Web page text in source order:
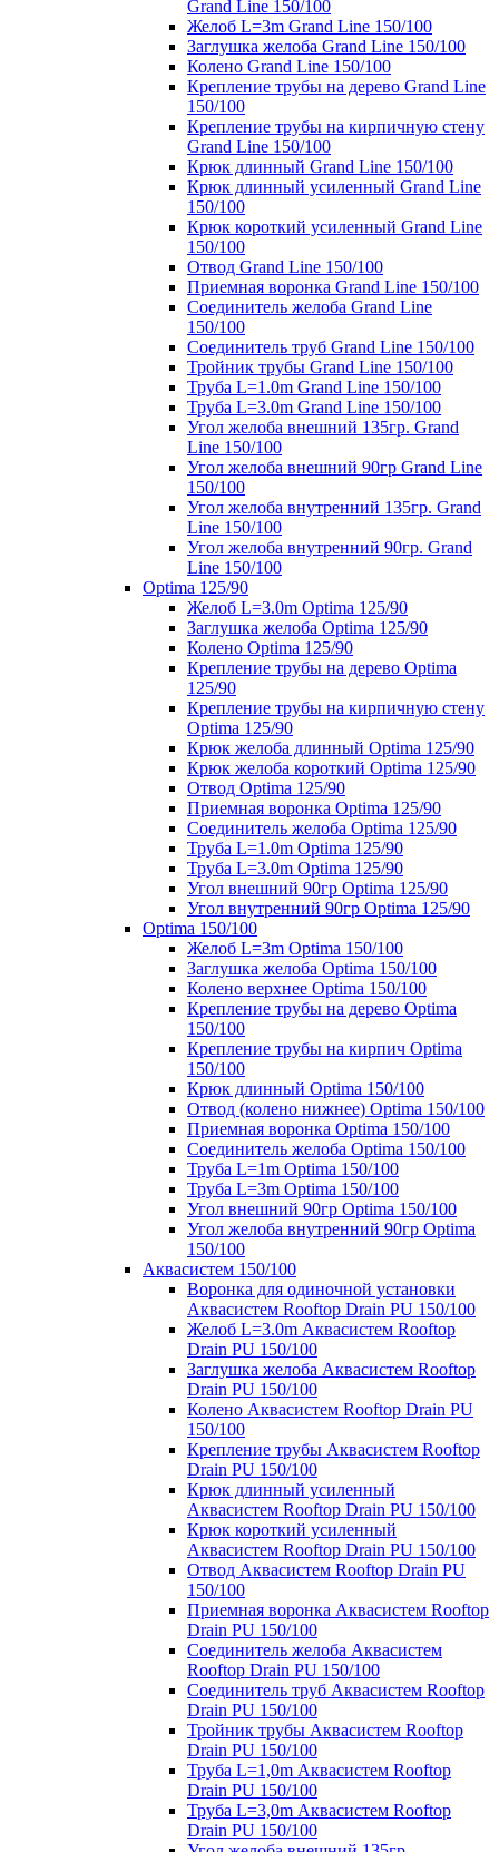
Grand Line 150/100
Желоб L=3m Grand Line 150/100
Заглушка желоба Grand Line 150/100
Колено Grand Line 150/100
Крепление трубы на дерево Grand Line
150/100
Крепление трубы на кирпичную стену
Grand Line 150/100
Крюк длинный Grand Line 150/100
Крюк длинный усиленный Grand Line
150/100
Крюк короткий усиленный Grand Line
150/100
Отвод Grand Line 150/100
Приемная воронка Grand Line 150/100
Соединитель желоба Grand Line
150/100
Соединитель труб Grand Line 150/100
Тройник трубы Grand Line 150/100
Труба L=1.0m Grand Line 150/100
Труба L=3.0m Grand Line 150/100
Угол желоба внешний 135гр. Grand
Line 150/100
Угол желоба внешний 90гр Grand Line
150/100
Угол желоба внутренний 135гр. Grand
Line 150/100
Угол желоба внутренний 90гр. Grand
Line 150/100
Optima 125/90
Желоб L=3.0m Optima 125/90
Заглушка желоба Optima 125/90
Колено Optima 125/90
Крепление трубы на дерево Optima
125/90
Крепление трубы на кирпичную стену
Optima 125/90
Крюк желоба длинный Optima 125/90
Крюк желоба короткий Optima 125/90
Отвод Optima 125/90
Приемная воронка Optima 125/90
Соединитель желоба Optima 125/90
Труба L=1.0m Optima 125/90
Труба L=3.0m Optima 125/90
Угол внешний 90гр Optima 125/90
Угол внутренний 90гр Optima 125/90
Optima 150/100
Желоб L=3m Optima 150/100
Заглушка желоба Optima 150/100
Колено верхнее Optima 150/100
Крепление трубы на дерево Optima
150/100
Крепление трубы на кирпич Optima
150/100
Крюк длинный Optima 150/100
Отвод (колено нижнее) Optima 150/100
Приемная воронка Optima 150/100
Соединитель желоба Optima 150/100
Труба L=1m Optima 150/100
Труба L=3m Optima 150/100
Угол внешний 90гр Optima 150/100
Угол желоба внутренний 90гр Optima
150/100
Аквасистем 150/100
Воронка для одиночной установки
Аквасистем Rooftop Drain PU 150/100
Желоб L=3.0m Аквасистем Rooftop
Drain PU 150/100
Заглушка желоба Аквасистем Rooftop
Drain PU 150/100
Колено Аквасистем Rooftop Drain PU
150/100
Крепление трубы Аквасистем Rooftop
Drain PU 150/100
Крюк длинный усиленный
Аквасистем Rooftop Drain PU 150/100
Крюк короткий усиленный
Аквасистем Rooftop Drain PU 150/100
Отвод Аквасистем Rooftop Drain PU
150/100
Приемная воронка Аквасистем Rooftop
Drain PU 150/100
Соединитель желоба Аквасистем
Rooftop Drain PU 150/100
Соединитель труб Аквасистем Rooftop
Drain PU 150/100
Тройник трубы Аквасистем Rooftop
Drain PU 150/100
Труба L=1,0m Аквасистем Rooftop
Drain PU 150/100
Труба L=3,0m Аквасистем Rooftop
Drain PU 150/100